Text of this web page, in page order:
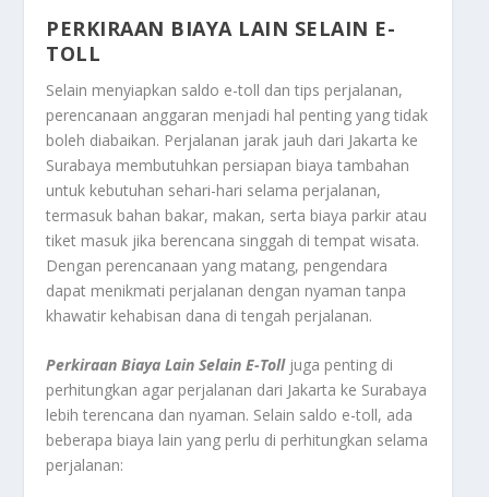
PERKIRAAN BIAYA LAIN SELAIN E-
TOLL
Selain menyiapkan saldo e-toll dan tips perjalanan,
perencanaan anggaran menjadi hal penting yang tidak
boleh diabaikan. Perjalanan jarak jauh dari Jakarta ke
Surabaya membutuhkan persiapan biaya tambahan
untuk kebutuhan sehari-hari selama perjalanan,
termasuk bahan bakar, makan, serta biaya parkir atau
tiket masuk jika berencana singgah di tempat wisata.
Dengan perencanaan yang matang, pengendara
dapat menikmati perjalanan dengan nyaman tanpa
khawatir kehabisan dana di tengah perjalanan.
Perkiraan Biaya Lain Selain E-Tolljuga penting di
perhitungkan agar perjalanan dari Jakarta ke Surabaya
lebih terencana dan nyaman. Selain saldo e-toll, ada
beberapa biaya lain yang perlu di perhitungkan selama
perjalanan: